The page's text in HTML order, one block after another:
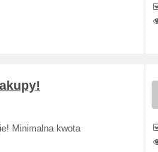
Minimalna kwota